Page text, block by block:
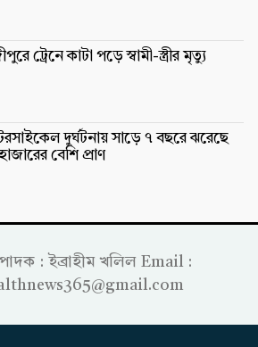
ট্রেনে কাটা পড়ে স্বামী-স্ত্রীর মৃত্যু
দুর্ঘটনায় সাড়ে ৭ বছরে ঝরেছে
বেশি প্রাণ
: ইব্রাহীম খলিল Email :